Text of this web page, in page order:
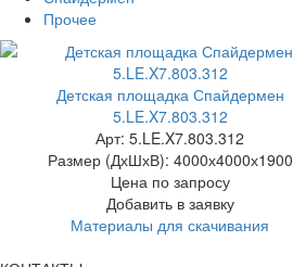
Прочее
Детская площадка Спайдермен
5.LE.X7.803.312
Арт: 5.LE.X7.803.312
Размер (ДхШхВ): 4000х4000х1900
Цена по запросу
Добавить в заявку
Материалы для скачивания